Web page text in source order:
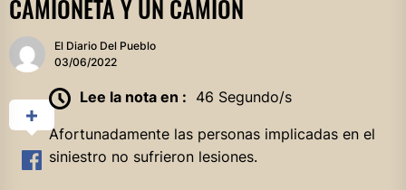
CAMIONETA Y UN CAMIÓN
El Diario Del Pueblo
03/06/2022
Lee la nota en : 46 Segundo/s
Afortunadamente las personas implicadas en el
siniestro no sufrieron lesiones.